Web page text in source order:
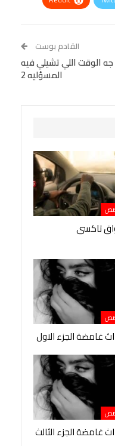
VK
Viber
القادم بوست
جه الوقت اللي تشيلي فيه
المسؤليه 2
تاكسى
غامضة الجزء الاول
غامضة الجزء الثالث